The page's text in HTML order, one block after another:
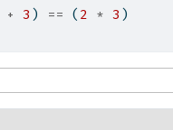
+ 3 ) == ( 2 * 3 )